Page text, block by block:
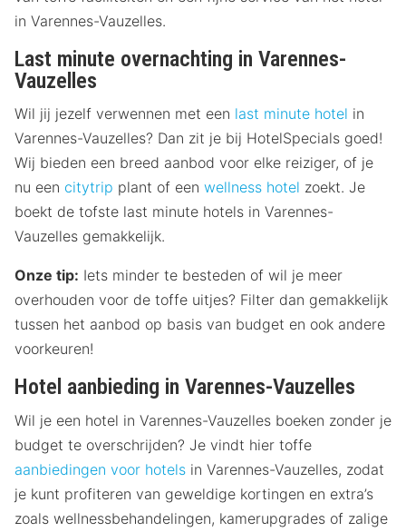
in Varennes-Vauzelles.
Last minute overnachting in Varennes-
Vauzelles
Wil jij jezelf verwennen met een last minute hotel in
Varennes-Vauzelles? Dan zit je bij HotelSpecials goed!
Wij bieden een breed aanbod voor elke reiziger, of je
nu een citytrip plant of een wellness hotel zoekt. Je
boekt de tofste last minute hotels in Varennes-
Vauzelles gemakkelijk.
Onze tip: Iets minder te besteden of wil je meer
overhouden voor de toffe uitjes? Filter dan gemakkelijk
tussen het aanbod op basis van budget en ook andere
voorkeuren!
Hotel aanbieding in Varennes-Vauzelles
Wil je een hotel in Varennes-Vauzelles boeken zonder je
budget te overschrijden? Je vindt hier toffe
aanbiedingen voor hotels in Varennes-Vauzelles, zodat
je kunt profiteren van geweldige kortingen en extra’s
zoals wellnessbehandelingen, kamerupgrades of zalige